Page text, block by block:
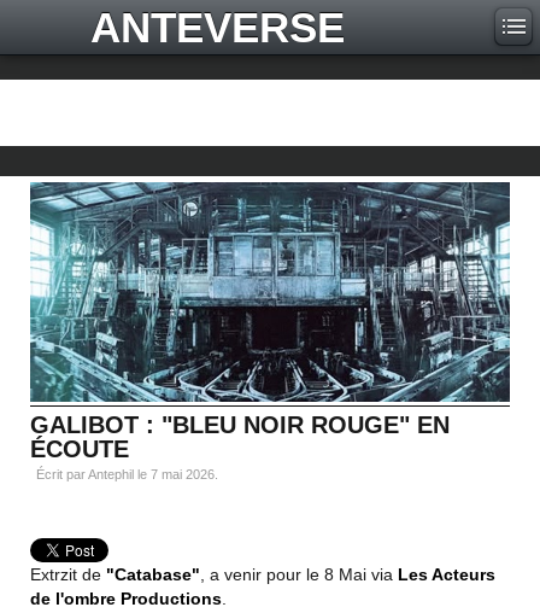
ANTEVERSE
GALIBOT : "BLEU NOIR ROUGE" EN
ÉCOUTE
Écrit par Antephil le 7 mai 2026
Extrzit de "Catabase" , a venir pour le 8 Mai via Les Acteurs
de l'ombre Productions